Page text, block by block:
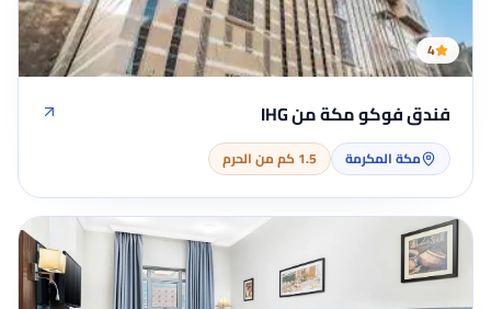
4
فندق فوكو مكة من IHG
مكة المكرمة 1.5 كم من الحرم